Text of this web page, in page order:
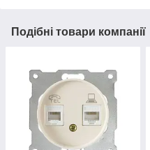
Подібні товари компанії